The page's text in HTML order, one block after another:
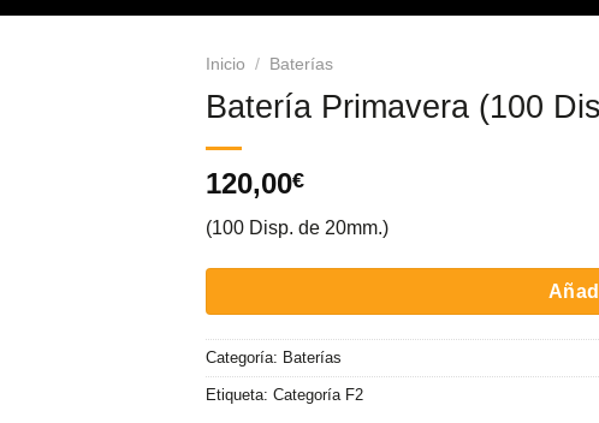
Inicio / Baterías
Batería Primavera (100
120,00€
(100 Disp. de 20mm.)
Categoría: Baterías
Etiqueta: Categoría F2